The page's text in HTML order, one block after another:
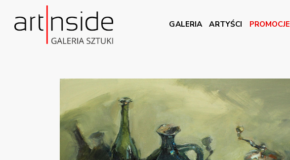
GALERIA ARTYŚCI PROMOCJE